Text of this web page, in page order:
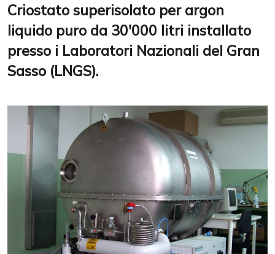
Criostato superisolato per argon
liquido puro da 30'000 litri installato
presso i Laboratori Nazionali del Gran
Sasso (LNGS).